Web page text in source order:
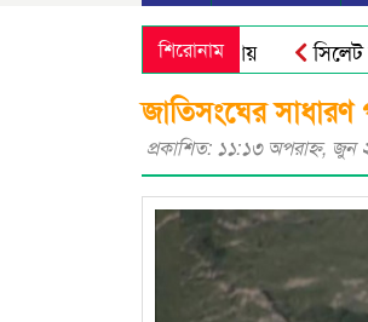
শিরোনাম সিলেট
জাতিসংঘের সাধারণ
প্রকাশিত: ১১:১৩ অপরাহ্ণ,